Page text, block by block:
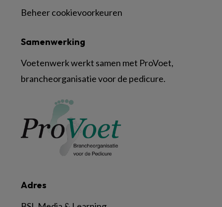
Adres
Samenwerking
Voetenwerk werkt samen met ProVoet,
brancheorganisatie voor de pedicure.
Beheer cookievoorkeuren